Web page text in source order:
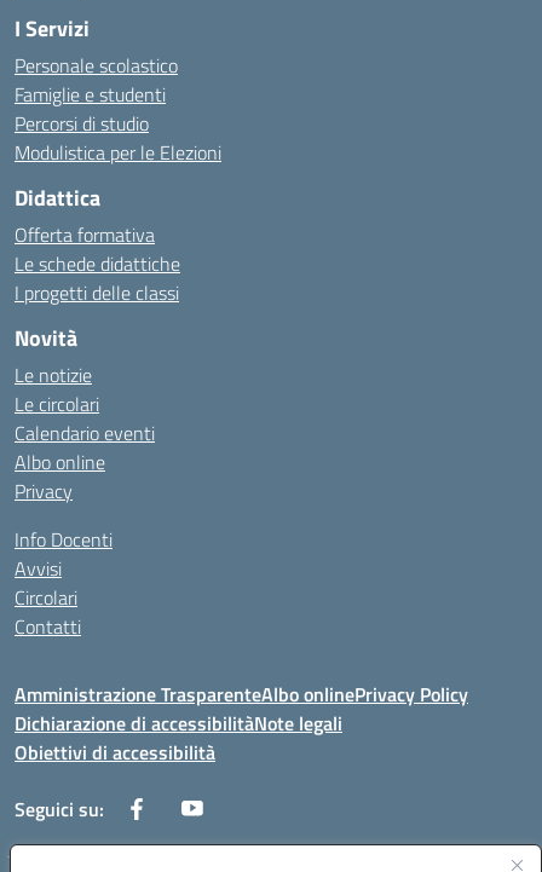
I Servizi
Personale scolastico
Famiglie e studenti
Percorsi di studio
Modulistica per le Elezioni
Didattica
Offerta formativa
Le schede didattiche
I progetti delle classi
Novità
Le notizie
Le circolari
Calendario eventi
Albo online
Privacy
Info Docenti
Avvisi
Circolari
Contatti
Amministrazione TrasparenteAlbo onlinePrivacy Policy
Dichiarazione di accessibilitàNote legali
Obiettivi di accessibilità
Seguici su: